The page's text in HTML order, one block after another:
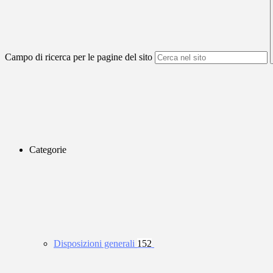
Campo di ricerca per le pagine del sito
Categorie
Disposizioni generali 152